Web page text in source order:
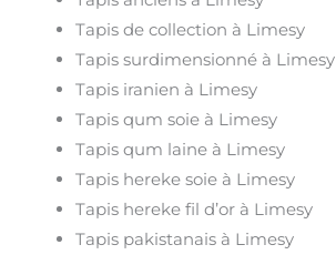
Tapis de collection à Limesy
Tapis surdimensionné à Limesy
Tapis iranien à Limesy
Tapis qum soie à Limesy
Tapis qum laine à Limesy
Tapis hereke soie à Limesy
Tapis hereke fil d’or à Limesy
Tapis pakistanais à Limesy